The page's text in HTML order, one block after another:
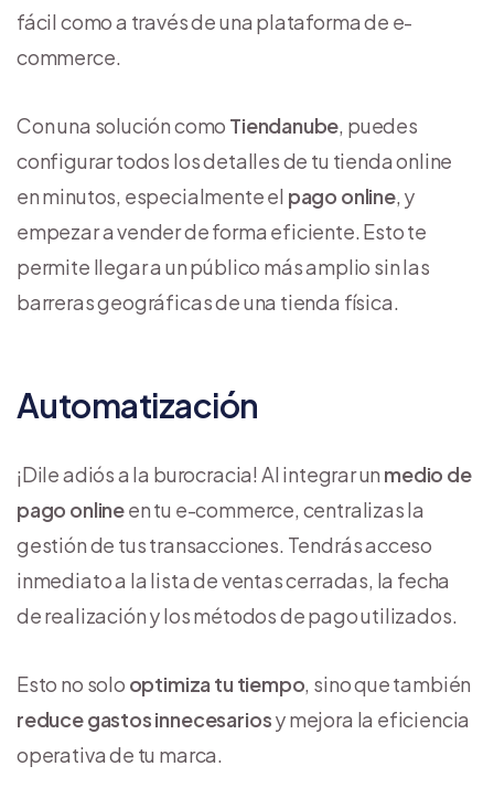
fácil como a través de una plataforma de e-
commerce.
Con una solución como Tiendanube, puedes
configurar todos los detalles de tu tienda online
en minutos, especialmente el pago online, y
empezar a vender de forma eficiente. Esto te
permite llegar a un público más amplio sin las
barreras geográficas de una tienda física.
Automatización
¡Dile adiós a la burocracia! Al integrar un medio de
pago onlineen tu e-commerce, centralizas la
gestión de tus transacciones. Tendrás acceso
inmediato a la lista de ventas cerradas, la fecha
de realización y los métodos de pago utilizados.
Esto no solo optimiza tu tiempo, sino que también
reduce gastos innecesariosy mejora la eficiencia
operativa de tu marca.